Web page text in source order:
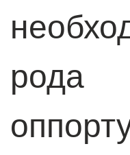
рода